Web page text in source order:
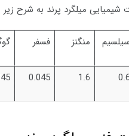
شیمیایی میلگرد پرند به شرح
سیلسیم منگنز فسفر
0.6
1.6
0.045